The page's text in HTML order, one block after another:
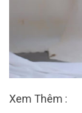
Xem Thêm :